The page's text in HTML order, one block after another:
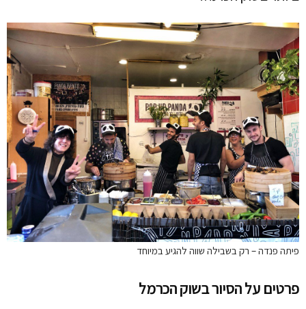
פיתה פנדה – רק בשבילה שווה להגיע במיוחד
פרטים על הסיור בשוק הכרמל